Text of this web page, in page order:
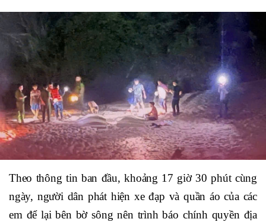
Theo thông tin ban đầu, khoảng 17 giờ 30 phút cùng
ngày, người dân phát hiện xe đạp và quần áo của các
em để lại bên bờ sông nên trình báo chính quyền địa